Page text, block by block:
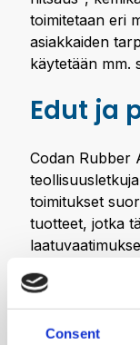
Consent
toimitetaan eri
asiakkaiden
käytetään mm.
Edut ja
Codan Rubber
toimitukset
tuotteet, jotka
mahdollisuus
määrinä.
Yritys